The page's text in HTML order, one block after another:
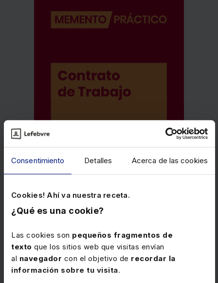
Consentimiento Detalles Acerca de las cookies
Cookies! Ahí va nuestra receta.
¿Qué es una cookie?
Las cookies son pequeños fragmentos de
texto que los sitios web que visitas envían
al navegador con el objetivo de recordar la
información sobre tu visita.
Memento Contrato de Trabajo 2027
Una visión completa sobre el tiempo de trabajo que
analiza todas sus implicaciones en las relaciones